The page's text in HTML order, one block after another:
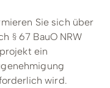
Sie sich über
§ 67 BauO NRW
ein
wird.